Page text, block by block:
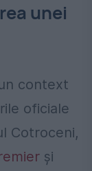
unei
context
oficiale
Cotroceni,
și